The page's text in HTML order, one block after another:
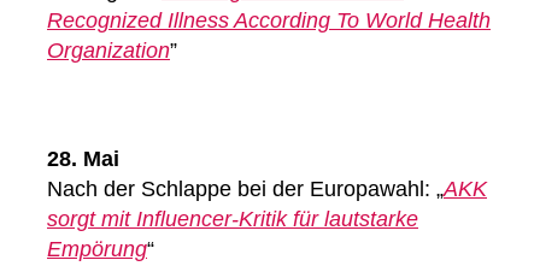
Recognized Illness According To World Health
Organization”
28. Mai
Nach der Schlappe bei der Europawahl: „AKK
sorgt mit Influencer-Kritik für lautstarke
Empörung“